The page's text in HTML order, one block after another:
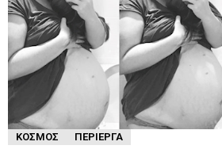
ΚΌΣΜΟΣ ΠΕΡΊΕΡΓΑ